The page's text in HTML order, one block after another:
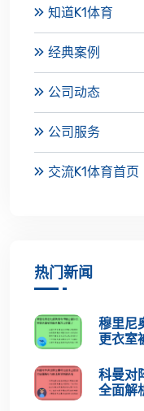
知道K1体育
经典案例
公司动态
公司服务
交流K1体育首页
热门新闻
穆里尼
更衣室
科曼对
全面解